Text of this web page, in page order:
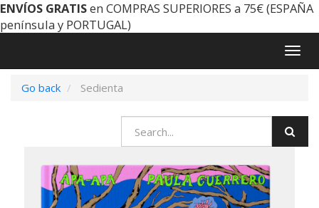
ENVÍOS GRATISen COMPRAS SUPERIORES a 75€ (ESPAÑA
península y PORTUGAL)
Go back
Sedienta